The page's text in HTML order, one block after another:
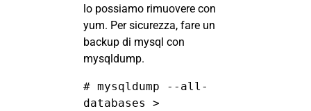
lo possiamo rimuovere con
yum. Per sicurezza, fare un
backup di mysql con
mysqldump.
# mysqldump --all-
databases >